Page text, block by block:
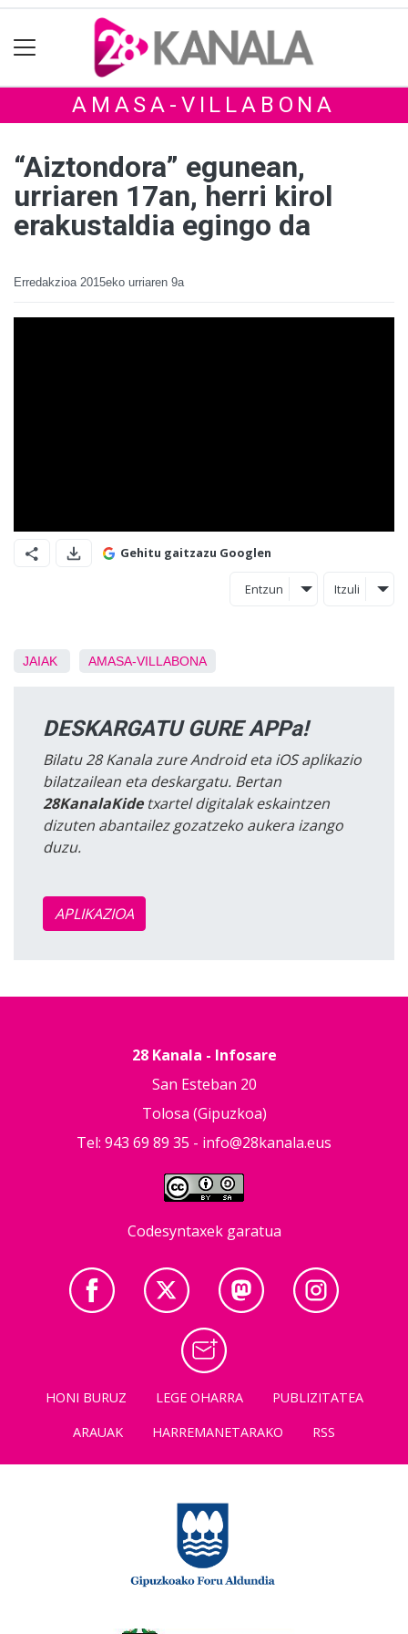
AMASA-VILLABONA
“Aiztondora” egunean,
urriaren 17an, herri kirol
erakustaldia egingo da
Erredakzioa 2015eko urriaren 9a
Gehitu gaitzazu Googlen
Entzun Itzuli
JAIAK AMASA-VILLABONA
DESKARGATU GURE APPa!
Bilatu 28 Kanala zure Android eta iOS aplikazio
bilatzailean eta deskargatu. Bertan
28KanalaKidetxartel digitalak eskaintzen
dizuten abantailez gozatzeko aukera izango
duzu.
APLIKAZIOA
28 Kanala - Infosare
San Esteban 20
Tolosa (Gipuzkoa)
Tel: 943 69 89 35 - info@28kanala.eus
Codesyntaxek garatua
HONI BURUZ LEGE OHARRA
PUBLIZITATEA
ARAUAK
HARREMANETARAKO RSS